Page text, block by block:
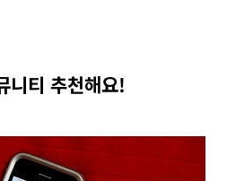
니티 추천해요!